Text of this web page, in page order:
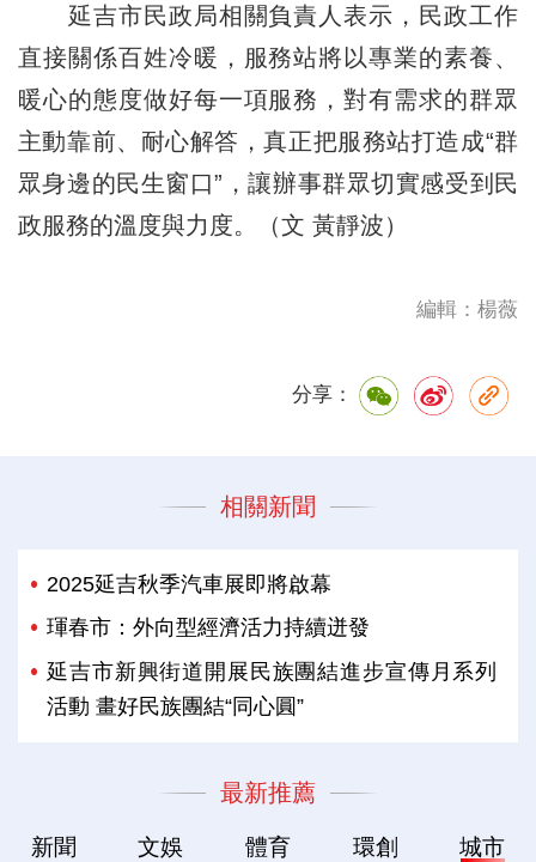
延吉市民政局相關負責人表示，民政工作
直接關係百姓冷暖，服務站將以專業的素養、
暖心的態度做好每一項服務，對有需求的群眾
主動靠前、耐心解答，真正把服務站打造成“群
眾身邊的民生窗口”，讓辦事群眾切實感受到民
政服務的溫度與力度。（文 黃靜波）
編輯：楊薇
分享：
相關新聞
2025延吉秋季汽車展即將啟幕
琿春市：外向型經濟活力持續迸發
延吉市新興街道開展民族團結進步宣傳月系列
活動 畫好民族團結“同心圓”
最新推薦
新聞 文娛 體育 環創 城市